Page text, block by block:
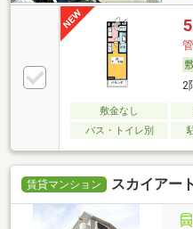
2
敷金なし
バス・トイレ別
賃貸マンション スカイアート